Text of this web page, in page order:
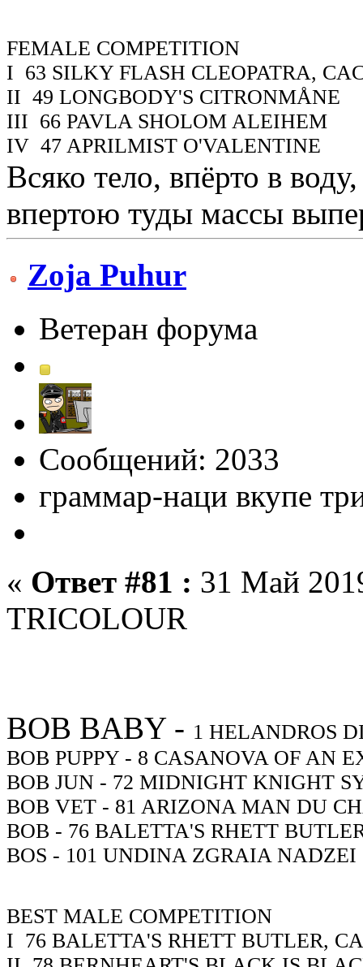
FEMALE COMPETITION
I 63 SILKY FLASH CLEOPATRA,
II 49 LONGBODY'S CITRONMÅNE
III 66 PAVLA SHOLOM ALEIHEM
IV 47 APRILMIST O'VALENTINE
Всяко тело, впёрто в
впертою туды массы
Zoja Puhur
Ветеран форума
Сообщений: 2033
граммар-наци вкупе
« Ответ #81 : 31 Май
TRICOLOUR
BOB BABY - 1 HELANDROS
BOB PUPPY - 8 CASANOVA OF AN
BOB JUN - 72 MIDNIGHT KNIGHT
BOB VET - 81 ARIZONA MAN DU
BOB - 76 BALETTA'S RHETT
BOS - 101 UNDINA ZGRAIA NADZEI
BEST MALE COMPETITION
I 76 BALETTA'S RHETT BUTLER,